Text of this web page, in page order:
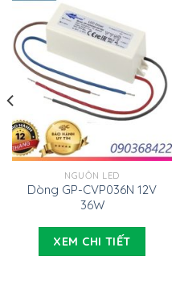
NGUỒN LED
Dòng GP-CVP036N 12V
36W
XEM CHI TIẾT